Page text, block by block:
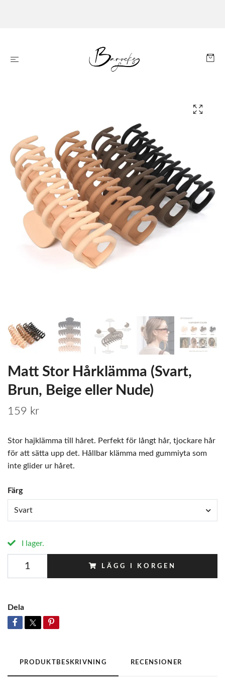
Matt Stor Hårklämma (Svart,
Brun, Beige eller Nude)
159 kr
Stor hajklämma till håret. Perfekt för långt hår, tjockare hår
för att sätta upp det. Hållbar klämma med gummiyta som
inte glider ur håret.
Färg
Svart
I lager.
LÄGG I KORGEN
Dela
PRODUKTBESKRIVNING RECENSIONER